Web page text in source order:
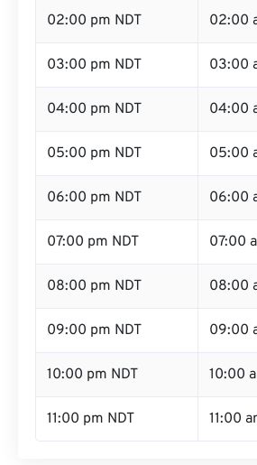
02:00 pm NDT 02:00
03:00 pm NDT 03:00
04:00 pm NDT 04:00
05:00 pm NDT 05:00
06:00 pm NDT 06:00
07:00 pm NDT 07:00
08:00 pm NDT 08:00
09:00 pm NDT 09:00
10:00 pm NDT 10:00
11:00 pm NDT 11:00